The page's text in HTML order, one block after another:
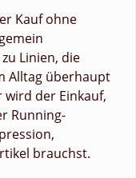
Kauf ohne
Linien, die
Alltag überhaupt
der Einkauf,
Running-
brauchst.